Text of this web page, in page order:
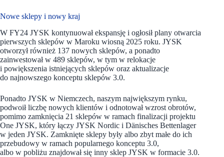
Nowe sklepy i nowy kraj
W FY24 JYSK kontynuował ekspansję i ogłosił plany otwarcia
pierwszych sklepów w Maroku wiosną 2025 roku. JYSK
otworzył również 137 nowych sklepów, a ponadto
zainwestował w 489 sklepów, w tym w relokacje
i powiększenia istniejących sklepów oraz aktualizacje
do najnowszego konceptu sklepów 3.0.
Ponadto JYSK w Niemczech, naszym największym rynku,
podwoił liczbę nowych klientów i odnotował wzrost obrotów,
pomimo zamknięcia 21 sklepów w ramach finalizacji projektu
One JYSK, który łączy JYSK Nordic i Dänisches Bettenlager
w jeden JYSK. Zamknięte sklepy były albo zbyt małe do ich
przebudowy w ramach popularnego konceptu 3.0,
albo w pobliżu znajdował się inny sklep JYSK w formacie 3.0.